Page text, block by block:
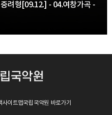
려형[09.12.] - 04.여창가곡 -
사이트맵국립국악원 바로가기